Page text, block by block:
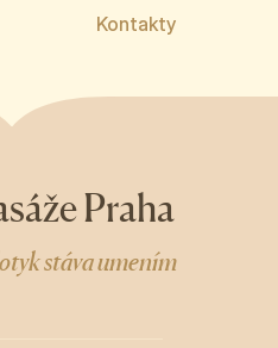
Kontakty
Praha
stáva umením